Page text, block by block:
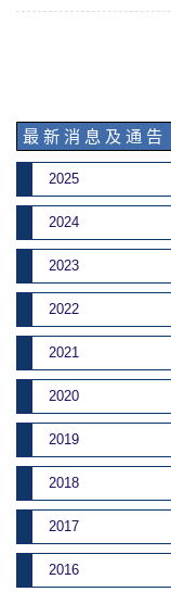
最 新 消 息 及 通 告
2025
2024
2023
2022
2021
2020
2019
2018
2017
2016